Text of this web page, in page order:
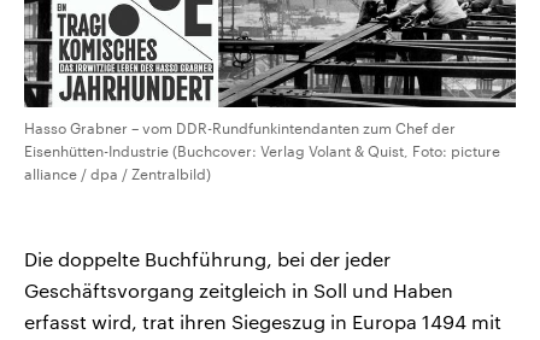
Hasso Grabner – vom DDR-Rundfunkintendanten zum Chef der
Eisenhütten-Industrie (Buchcover: Verlag Volant & Quist, Foto: picture
alliance / dpa / Zentralbild)
Die doppelte Buchführung, bei der jeder
Geschäftsvorgang zeitgleich in Soll und Haben
erfasst wird, trat ihren Siegeszug in Europa 1494 mit